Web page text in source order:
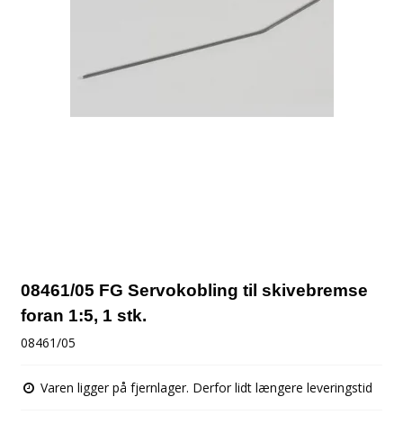
08461/05 FG Servokobling til skivebremse
foran 1:5, 1 stk.
08461/05
Varen ligger på fjernlager. Derfor lidt længere leveringstid